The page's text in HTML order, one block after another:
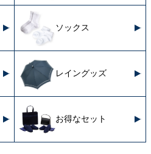
ソックス
レイングッズ
お得なセット